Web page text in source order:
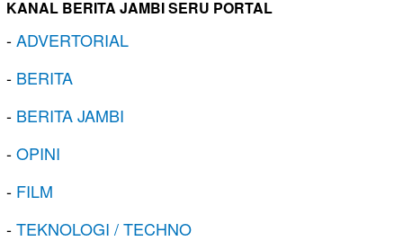
KANAL BERITA JAMBI SERU PORTAL
-ADVERTORIAL
- BERITA
- BERITA JAMBI
-OPINI
- FILM
-TEKNOLOGI / TECHNO